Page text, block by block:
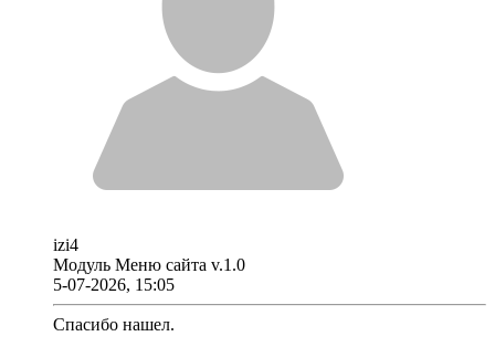
izi4
Модуль Меню сайта v.1.0
5-07-2026, 15:05
Спасибо нашел.